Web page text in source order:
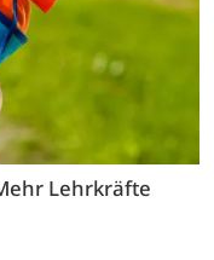
Lehrkräfte